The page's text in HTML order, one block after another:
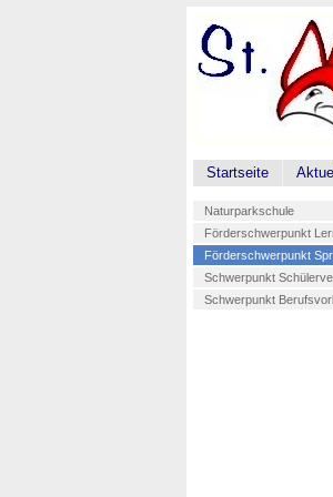
Startseite Aktuell
Naturparkschule
Förderschwerpunkt
Förderschwerpunkt
Schwerpunkt
Schwerpunkt